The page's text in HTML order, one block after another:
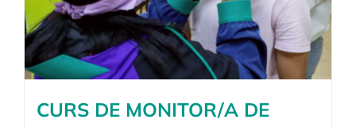
CURS DE MONITOR/A DE